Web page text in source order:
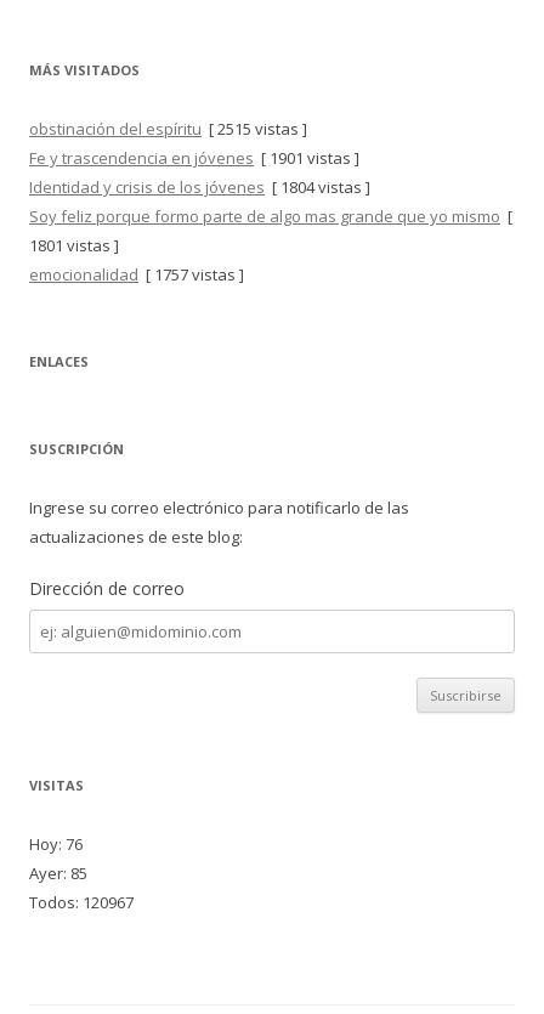
MÁS VISITADOS
obstinación del espíritu [ 2515 vistas ]
Fe y trascendencia en jóvenes [ 1901 vistas ]
Identidad y crisis de los jóvenes [ 1804 vistas ]
Soy feliz porque formo parte de algo mas grande que yo mismo [
1801 vistas ]
emocionalidad [ 1757 vistas ]
ENLACES
SUSCRIPCIÓN
Ingrese su correo electrónico para notificarlo de las
actualizaciones de este blog:
Dirección de correo
Dirección
de
correo
VISITAS
Hoy: 76
Ayer: 85
Todos: 120967